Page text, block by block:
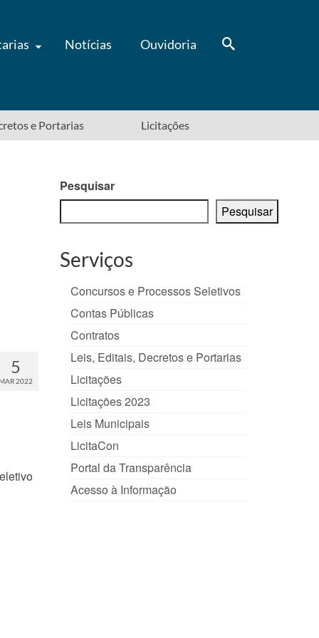
Notícias Ouvidoria
e Portarias Licitações
5
2022
Pesquisar
Pesquisar
Serviços
Concursos e Processos Seletivos
Contas Públicas
Contratos
Leis, Editais, Decretos e Portarias
Licitações
Licitações 2023
Leis Municipais
LicitaCon
Portal da Transparência
Acesso à Informação